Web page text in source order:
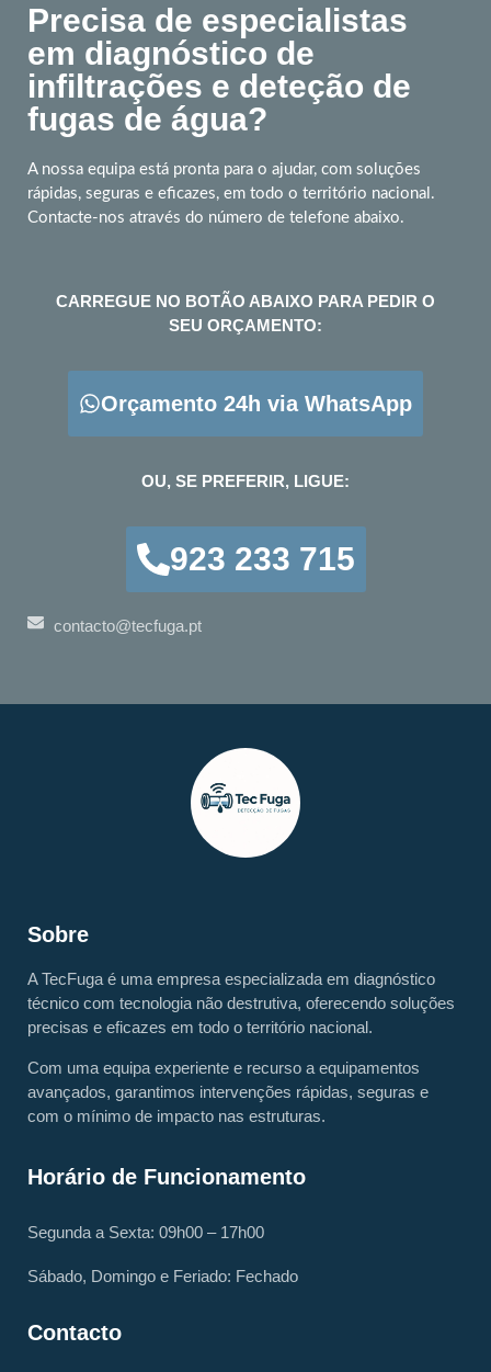
Precisa de especialistas
em diagnóstico de
infiltrações e deteção de
fugas de água?
A nossa equipa está pronta para o ajudar, com soluções
rápidas, seguras e eficazes, em todo o território nacional.
Contacte-nos através do número de telefone abaixo.
CARREGUE NO BOTÃO ABAIXO PARA PEDIR O
SEU ORÇAMENTO:
Orçamento 24h via WhatsApp
OU, SE PREFERIR, LIGUE:
923 233 715
contacto@tecfuga.pt
Sobre
A TecFuga é uma empresa especializada em diagnóstico
técnico com tecnologia não destrutiva, oferecendo soluções
precisas e eficazes em todo o território nacional.
Com uma equipa experiente e recurso a equipamentos
avançados, garantimos intervenções rápidas, seguras e
com o mínimo de impacto nas estruturas.
Horário de Funcionamento
Segunda a Sexta: 09h00 – 17h00
Sábado, Domingo e Feriado: Fechado
Contacto